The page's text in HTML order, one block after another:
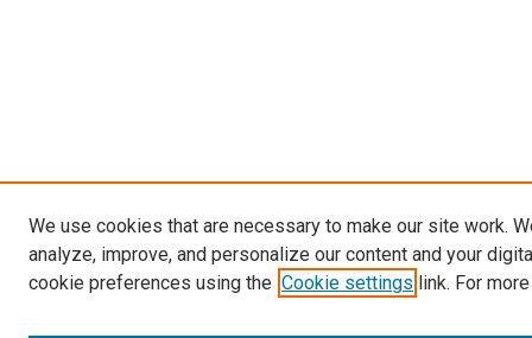
We use cookies that are necessary to make our site work.
analyze, improve, and personalize our content and your
cookie preferences using the Cookie settings link. For